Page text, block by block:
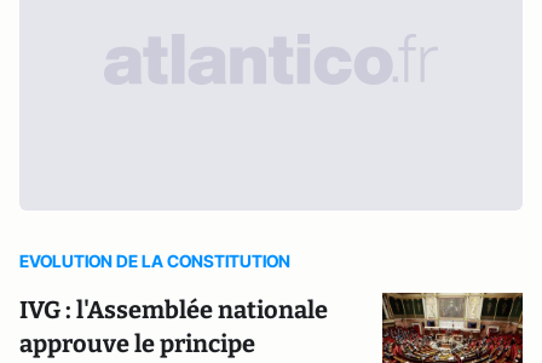
EVOLUTION DE LA CONSTITUTION
IVG : l'Assemblée nationale
approuve le principe